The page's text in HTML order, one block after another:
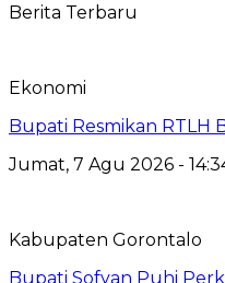
Berita Terbaru
Ekonomi
Bupati Resmikan RTLH
Jumat, 7 Agu 2026 -
Kabupaten Gorontalo
Bupati Sofyan Puhi